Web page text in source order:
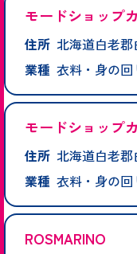
モードショップ
住所 北海道白老
業種 衣料・身の回
モードショップ
住所 北海道白老
業種 衣料・身の回
ROSMARINO